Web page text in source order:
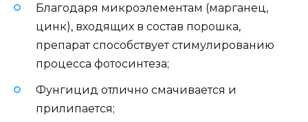
Благодаря микроэлементам (марганец,
цинк), входящих в состав порошка,
препарат способствует стимулированию
процесса фотосинтеза;
Фунгицид отлично смачивается и
прилипается;